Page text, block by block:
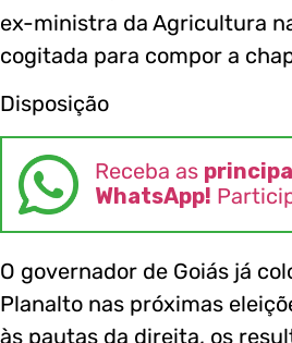
ex-ministra da Agricultura
cogitada para compor a
Disposição
Receba as
WhatsApp!
O governador de Goiás já
Planalto nas próximas
às pautas da direita, os